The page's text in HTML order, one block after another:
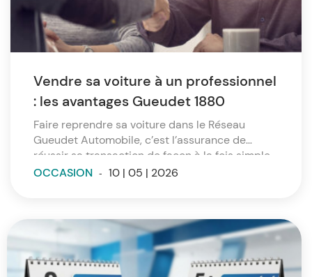
Vendre sa voiture à un professionnel
: les avantages Gueudet 1880
Faire reprendre sa voiture dans le Réseau
Gueudet Automobile, c’est l’assurance de
réussir sa transaction de façon à la fois simple,
efficace, rapide et sûre. Et de pouvoir obtenir
OCCASION - 10 | 05 | 2026